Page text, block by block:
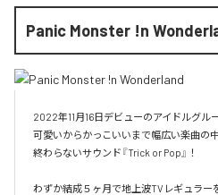
Panic Monster !n
2022年11月16日デビューのアイドルグル
可愛いからかっこいいまで幅広い楽曲の
終わらないサウンド『Trick or Pop』！
わずか結成５ヶ月で地上波TVレギュラー